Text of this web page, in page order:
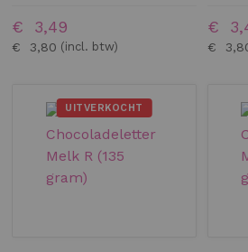
€ 3,80
€ 3,49
€
€
UITVERKOCHT